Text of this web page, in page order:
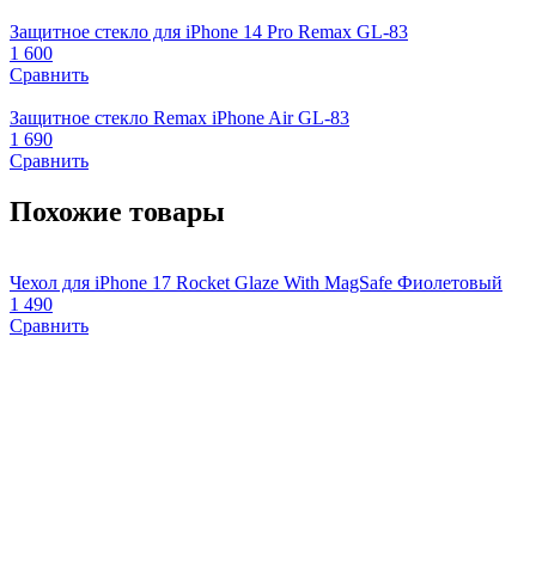
Защитное стекло для iPhone 14 Pro Remax GL-83
1 600
Сравнить
Защитное стекло Remax iPhone Air GL-83
1 690
Сравнить
Похожие товары
Чехол для iPhone 17 Rocket Glaze With MagSafe Фиолетовый
1 490
Сравнить